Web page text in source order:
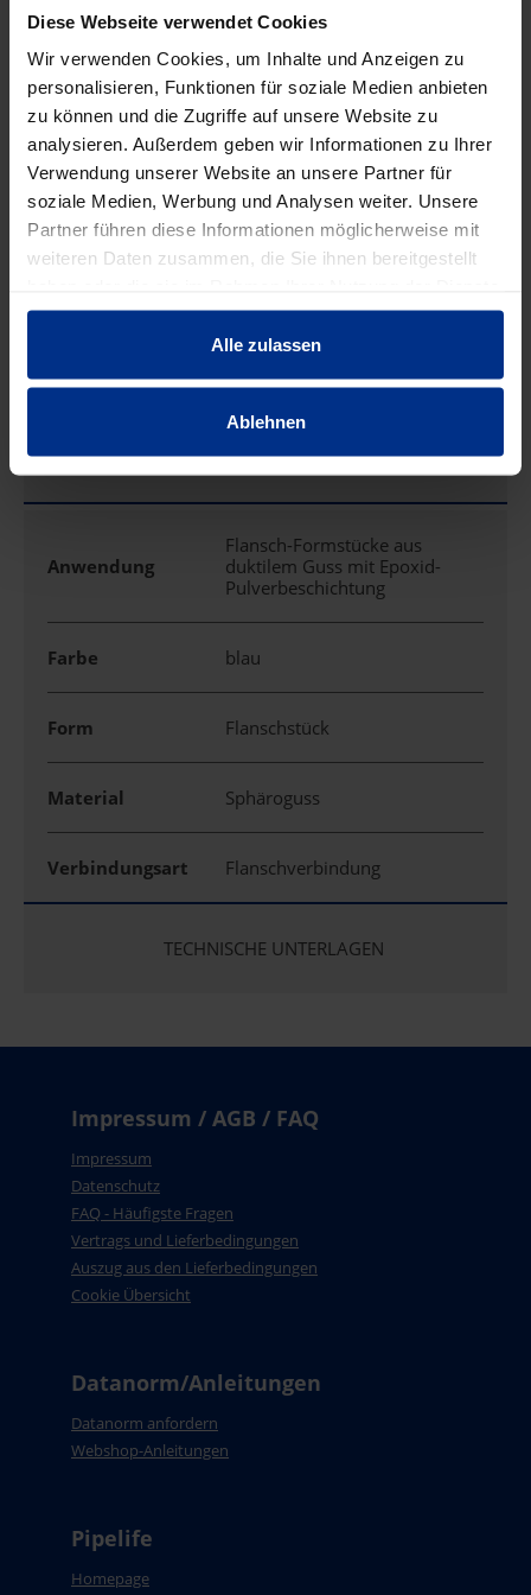
Diese Webseite verwendet Cookies
Wir verwenden Cookies, um Inhalte und Anzeigen zu
personalisieren, Funktionen für soziale Medien anbieten
zu können und die Zugriffe auf unsere Website zu
analysieren. Außerdem geben wir Informationen zu Ihrer
Verwendung unserer Website an unsere Partner für
soziale Medien, Werbung und Analysen weiter. Unsere
Partner führen diese Informationen möglicherweise mit
weiteren Daten zusammen, die Sie ihnen bereitgestellt
gesammelt haben.
Alle zulassen
Ablehnen
SCHM16/110RF
BSCH16RF
EIGENSCHAFTEN
Anwendung
Flansch-Formstücke aus
duktilem Guss mit Epoxid-
Pulverbeschichtung
Farbe blau
Form Flanschstück
Material Sphäroguss
Verbindungsart Flanschverbindung
TECHNISCHE UNTERLAGEN
Impressum / AGB / FAQ
Impressum
Datenschutz
FAQ - Häufigste Fragen
Vertrags und Lieferbedingungen
Auszug aus den Lieferbedingungen
Cookie Übersicht
Datanorm/Anleitungen
Datanorm anfordern
Webshop-Anleitungen
Pipelife
Homepage